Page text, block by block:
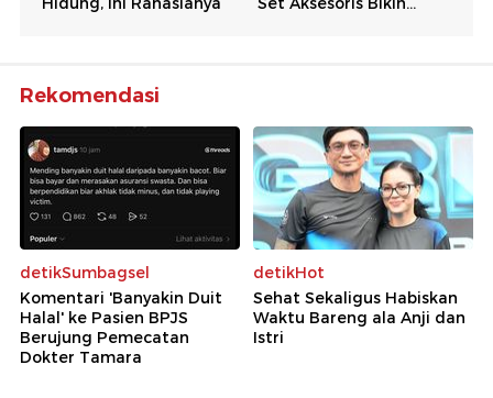
Rekomendasi
detikSumbagsel
Komentari 'Banyakin Duit
Halal' ke Pasien BPJS
Berujung Pemecatan
Dokter Tamara
detikHot
Sehat Sekaligus Habiskan
Waktu Bareng ala Anji dan
Istri